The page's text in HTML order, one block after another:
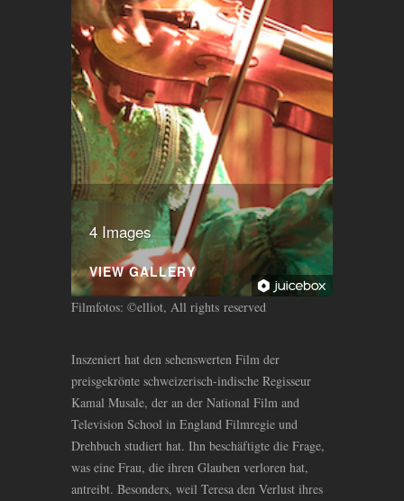
4 Images
VIEW GALLERY
Filmfotos: ©elliot, All rights reserved
Inszeniert hat den sehenswerten Film der
preisgekrönte schweizerisch-indische Regisseur
Kamal Musale, der an der National Film and
Television School in England Filmregie und
Drehbuch studiert hat. Ihn beschäftigte die Frage,
was eine Frau, die ihren Glauben verloren hat,
antreibt. Besonders, weil Teresa den Verlust ihres